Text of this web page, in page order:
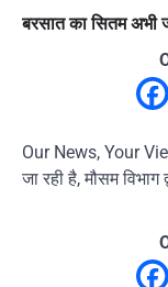
बरसात का सितम अभी
Our News, Your
जा रही है, मौसम